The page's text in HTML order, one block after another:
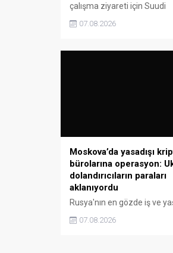
çalışma ziyareti için Suudi
Arabistan'a geldi.
07.08.2026
Moskova’da yasadışı
bürolarına operasyon:
dolandırıcıların paraları
aklanıyordu
Rusya'nın en gözde iş ve
kripto para borsaları için
07.08.2026